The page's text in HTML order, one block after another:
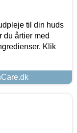
til din huds
du årtier med
Klik